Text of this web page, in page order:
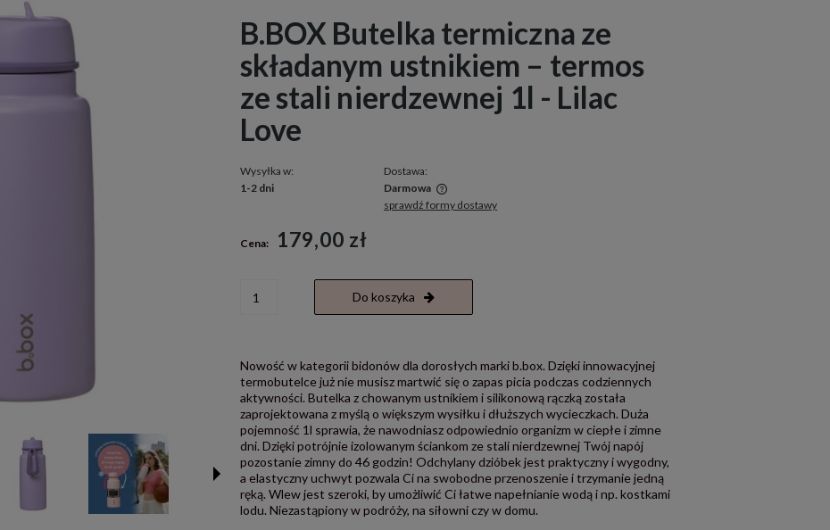
B.BOX Butelka termiczna ze
składanym ustnikiem – termos
ze stali nierdzewnej 1l - Lilac
Love
Wysyłka w:
1-2 dni
Dostawa:
Darmowa
płatności
sprawdź formy dostawy
Cena: 179,00 zł
Do koszyka
Nowość w kategorii bidonów dla dorosłych marki b.box. Dzięki innowacyjnej
termobutelce już nie musisz martwić się o zapas picia podczas codziennych
aktywności. Butelka z chowanym ustnikiem i silikonową rączką została
zaprojektowana z myślą o większym wysiłku i dłuższych wycieczkach. Duża
pojemność 1l sprawia, że nawodniasz odpowiednio organizm w ciepłe i zimne
dni. Dzięki potrójnie izolowanym ściankom ze stali nierdzewnej Twój napój
pozostanie zimny do 46 godzin! Odchylany dzióbek jest praktyczny i wygodny,
a elastyczny uchwyt pozwala Ci na swobodne przenoszenie i trzymanie jedną
ręką. Wlew jest szeroki, by umożliwić Ci łatwe napełnianie wodą i np. kostkami
lodu. Niezastąpiony w podróży, na siłowni czy w domu.